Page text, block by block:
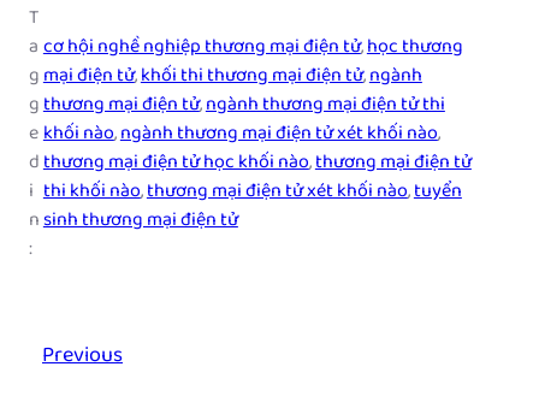
T
a
g
g
e
d
i
n
:
cơ hội nghề nghiệp thương mại điện tử, học thương
mại điện tử, khối thi thương mại điện tử, ngành
thương mại điện tử, ngành thương mại điện tử thi
khối nào, ngành thương mại điện tử xét khối nào,
thương mại điện tử học khối nào, thương mại điện tử
thi khối nào, thương mại điện tử xét khối nào, tuyển
sinh thương mại điện tử
Previous